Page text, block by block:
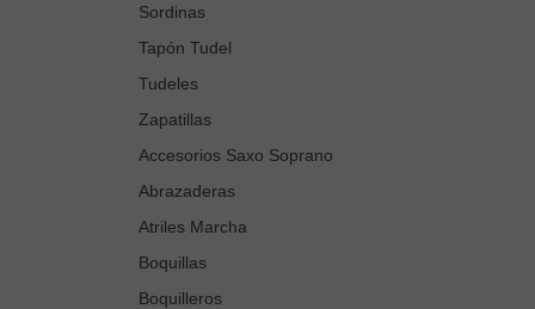
Sordinas
Tapón Tudel
Tudeles
Zapatillas
Accesorios Saxo Soprano
Abrazaderas
Atriles Marcha
Boquillas
Boquilleros